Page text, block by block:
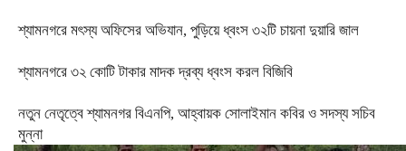
শ্যামনগরে মৎস্য অফিসের অভিযান, পুড়িয়ে ধ্বংস ৩২টি চায়না দুয়ারি জাল
শ্যামনগরে ৩২ কোটি টাকার মাদক দ্রব্য ধ্বংস করল বিজিবি
নতুন নেতৃত্বে শ্যামনগর বিএনপি, আহ্বায়ক সোলাইমান কবির ও সদস্য সচিব
মুন্না